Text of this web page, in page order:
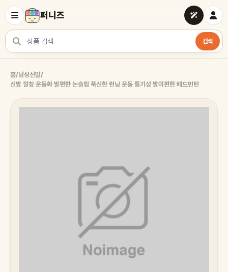
퍼니즈
상품 검색
검색
홈/남성신발/
신발 깔창 운동화 발편한 논슬립 푹신한 런닝 운동 통기성 발이편한 배드민턴